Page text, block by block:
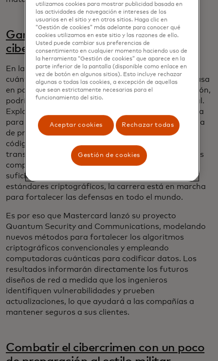
Ganar la carrera contra las
ciberamenazas cuánticas
En las manos equivocadas, las computadoras
cuánticas, un nuevo tipo de computadora que se basa
en partículas subatómicas para codificar información,
podrían romper los cimientos de la seguridad digital.
Explotando las propiedades de la mecánica cuántica
para obtener avances sin precedentes en la potencia
de procesamiento, estas máquinas descifran los
códigos de cifrado que protegen nuestras
transacciones y comunicaciones en línea. Aunque las
computadoras cuánticas aún no están lo
suficientemente disponibles como para romper los
estándares criptográficos, la carrera está en marcha
para fortalecer las defensas en todo el mundo.
Es por eso que Mastercard lanzó su proyecto
Quantum Security and Communications, modelando
nuevos métodos para fortalecer los algoritmos
criptográficos convencionales y empleando
computadoras cuánticas para codificar datos. Los
resultados informarán directamente los futuros
diseños de red a medida que los ingenieros
identifiquen vulnerabilidades y prueben
actualizaciones, lo que ayudará a las compañías a
mantener seguros a sus clientes.
Combatir el cibercrimen con un poco
utilizamos cookies para mostrar publicidad basada en
las actividades de navegación e intereses de los
usuarios en el sitio y en otros sitios. Haga clic en
“Gestión de cookies” más adelante para conocer qué
cookies utilizamos en este sitio y las razones de ello.
Usted puede cambiar sus preferencias de
consentimiento en cualquier momento haciendo uso de
la herramienta “Gestión de cookies” que aparece en la
parte inferior de la pantalla (disponible como enlace en
vez de botón en algunos sitios). Esto incluye rechazar
algunas o todas las cookies, a excepción de aquellas
que sean estrictamente necesarias para el
funcionamiento del sitio.
Aceptar cookies Rechazar todas
Gestión de cookies